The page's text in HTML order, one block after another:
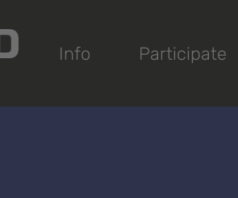
Info Participate